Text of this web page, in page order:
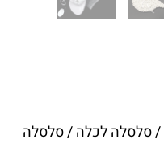
/סלסלה לכלה/ סלסלה